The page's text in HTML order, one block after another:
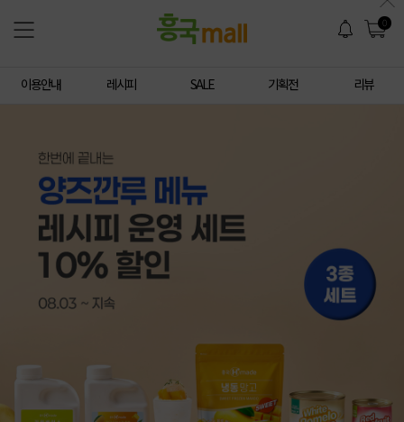
0
이용안내 레시피 SALE 기획전 리뷰